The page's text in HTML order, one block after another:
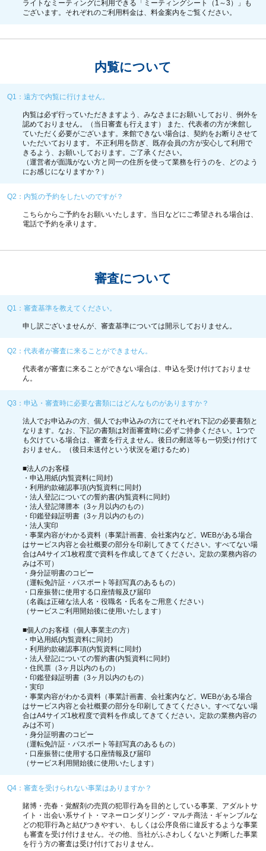
ライトなミーティングに利用できる「ミーティングシート（1～3）」も
ございます。それぞれのご利用料金は、料金案内をご覧ください。
内覧について
Q1：遠方で内覧に行けません。
内覧は必ず行っていただきますよう、みなさまにお願いしており、例外を
認めておりません。（当日審査も行えます） また、代表者の方が来館し
ていただく必要がございます。来館できない場合は、契約をお断りさせて
いただいております。 不正利用を防ぎ、既存会員の方が安心して利用で
きるよう、お願いしております。ご了承ください。
（運営者が面識がない方と同一の住所を使って業務を行うのを、どのよう
にお感じになりますか？）
Q2：内覧の予約をしたいのですが？
こちらからご予約をお願いいたします。当日などにご希望される場合は、
電話で予約を承ります。
審査について
Q1：審査基準を教えてください。
申し訳ございませんが、審査基準については開示しておりません。
Q2：代表者が審査に来ることができません。
代表者が審査に来ることができない場合は、申込を受け付けておりませ
ん。
Q3：申込・審査時に必要な書類にはどんなものがありますか？
法人でお申込みの方、個人でお申込みの方にてそれぞれ下記の必要書類と
なります。なお、下記の書類は対面審査時に必ずご持参ください。1つで
も欠けている場合は、審査を行えません。後日の郵送等も一切受け付けて
おりません。（後日未送付という状況を避けるため）
■法人のお客様
・申込用紙(内覧資料に同封)
・利用約款確認事項(内覧資料に同封)
・法人登記についての誓約書(内覧資料に同封)
・法人登記簿謄本（3ヶ月以内のもの）
・印鑑登録証明書（3ヶ月以内のもの）
・法人実印
・事業内容がわかる資料（事業計画書、会社案内など。WEBがある場合
はサービス内容と会社概要の部分を印刷してきてください。すべてない場
合はA4サイズ1枚程度で資料を作成してきてください。定款の業務内容の
みは不可）
・身分証明書のコピー
（運転免許証・パスポート等顔写真のあるもの）
・口座振替に使用する口座情報及び届印
（名義は正確な法人名・役職名・氏名をご用意ください）
（サービスご利用開始後に使用いたします）
■個人のお客様（個人事業主の方）
・申込用紙(内覧資料に同封)
・利用約款確認事項(内覧資料に同封)
・法人登記についての誓約書(内覧資料に同封)
・住民票（3ヶ月以内のもの）
・印鑑登録証明書（3ヶ月以内のもの）
・実印
・事業内容がわかる資料（事業計画書、会社案内など。WEBがある場合
はサービス内容と会社概要の部分を印刷してきてください。すべてない場
合はA4サイズ1枚程度で資料を作成してきてください。定款の業務内容の
みは不可）
・身分証明書のコピー
（運転免許証・パスポート等顔写真のあるもの）
・口座振替に使用する口座情報及び届印
（サービス利用開始後に使用いたします）
Q4：審査を受けられない事業はありますか？
賭博・売春・覚醒剤の売買の犯罪行為を目的としている事業、アダルトサ
イト・出会い系サイト・マネーロンダリング・マルチ商法・ギャンブルな
どの犯罪行為と結びつきやすい、もしくは公序良俗に違反するような事業
も審査を受け付けません。その他、当社がふさわしくないと判断した事業
を行う方の審査は受け付けておりません。